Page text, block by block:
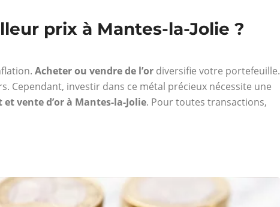
prix à Mantes-la-Jolie ?
Acheter ou vendre de l’or diversifie votre portefeuille.
Cependant, investir dans ce métal précieux nécessite une
et vente d’or à Mantes-la-Jolie. Pour toutes transactions,